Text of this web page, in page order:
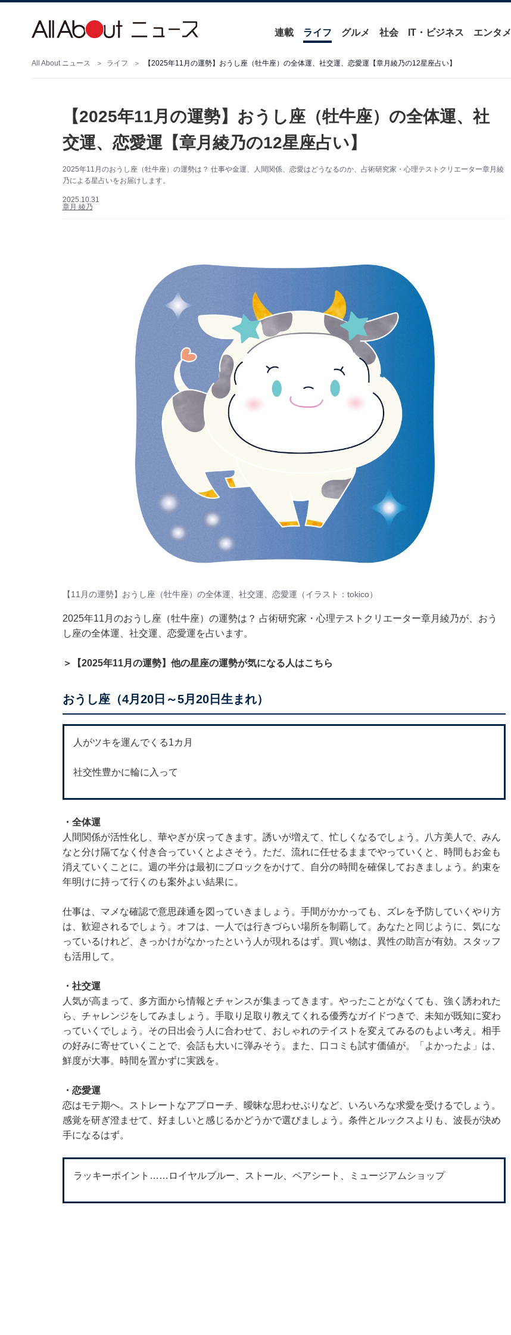
連載 ライフ グルメ 社会 IT・ビジネス エンタメ
All About ニュース ライフ 【2025年11月の運勢】おうし座（牡牛座）の全体運、社交運、恋愛運【章月綾乃の12星座占い】
【2025年11月の運勢】おうし座（牡牛座）の全体運、社
交運、恋愛運【章月綾乃の12星座占い】
2025年11月のおうし座（牡牛座）の運勢は？ 仕事や金運、人間関係、恋愛はどうなるのか、占術研究家・心理テストクリエーター章月綾
乃による星占いをお届けします。
2025.10.31
章月 綾乃
【11月の運勢】おうし座（牡牛座）の全体運、社交運、恋愛運（イラスト： tokico）
2025年11月のおうし座（牡牛座）の運勢は？ 占術研究家・心理テストクリエーター章月綾乃が、おう
し座の全体運、社交運、恋愛運を占います。
＞【2025年11月の運勢】他の星座の運勢が気になる人はこちら
おうし座（4月20日～5月20日生まれ）
人がツキを運んでくる1カ月
社交性豊かに輪に入って
・全体運
人間関係が活性化し、華やぎが戻ってきます。誘いが増えて、忙しくなるでしょう。八方美人で、みん
なと分け隔てなく付き合っていくとよさそう。ただ、流れに任せるままでやっていくと、時間もお金も
消えていくことに。週の半分は最初にブロックをかけて、自分の時間を確保しておきましょう。約束を
年明けに持って行くのも案外よい結果に。
仕事は、マメな確認で意思疎通を図っていきましょう。手間がかかっても、ズレを予防していくやり方
は、歓迎されるでしょう。オフは、一人では行きづらい場所を制覇して。あなたと同じように、気にな
っているけれど、きっかけがなかったという人が現れるはず。買い物は、異性の助言が有効。スタッフ
も活用して。
・社交運
人気が高まって、多方面から情報とチャンスが集まってきます。やったことがなくても、強く誘われた
ら、チャレンジをしてみましょう。手取り足取り教えてくれる優秀なガイドつきで、未知が既知に変わ
っていくでしょう。その日出会う人に合わせて、おしゃれのテイストを変えてみるのもよい考え。相手
の好みに寄せていくことで、会話も大いに弾みそう。また、口コミも試す価値が。「よかったよ」は、
鮮度が大事。時間を置かずに実践を。
・恋愛運
恋はモテ期へ。ストレートなアプローチ、曖昧な思わせぶりなど、いろいろな求愛を受けるでしょう。
感覚を研ぎ澄ませて、好ましいと感じるかどうかで選びましょう。条件とルックスよりも、波長が決め
手になるはず。
ラッキーポイント……ロイヤルブルー、ストール、ペアシート、ミュージアムショップ